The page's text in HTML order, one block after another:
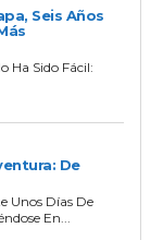
Seis Años
Ha Sido Fácil:
De
Unos Días De
En...